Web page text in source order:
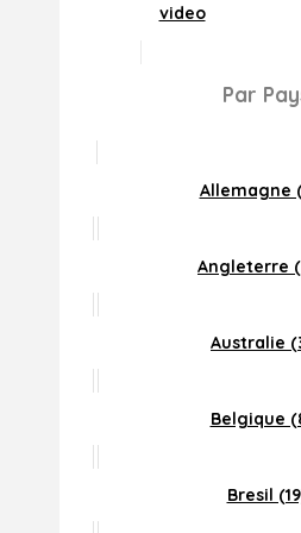
video
Par
Allemagne
Angleterre
Australie
Belgique
Bresil